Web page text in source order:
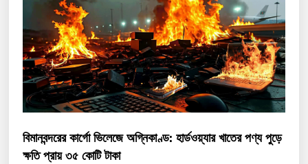
বিমানবন্দরের কার্গো ভিলেজে অগ্নিকাণ্ড: হার্ডওয়্যার খাতের পণ্য পুড়ে
ক্ষতি প্রায় ৩৫ কোটি টাকা